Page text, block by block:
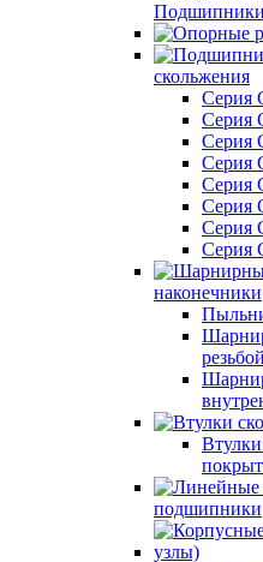
Подшипники
скольжения
Серия
Серия
Серия
Серия
Серия
Серия
Серия
Серия
наконечники
резьбой
подшипники